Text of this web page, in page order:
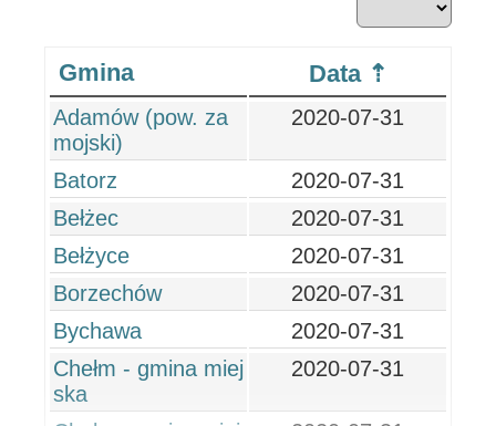
Gmina Data
Adamów (pow. za
mojski)
2020-07-31
Batorz
2020-07-31
Bełżec
2020-07-31
Bełżyce
2020-07-31
Borzechów
2020-07-31
Bychawa
2020-07-31
Chełm - gmina miej
ska
2020-07-31